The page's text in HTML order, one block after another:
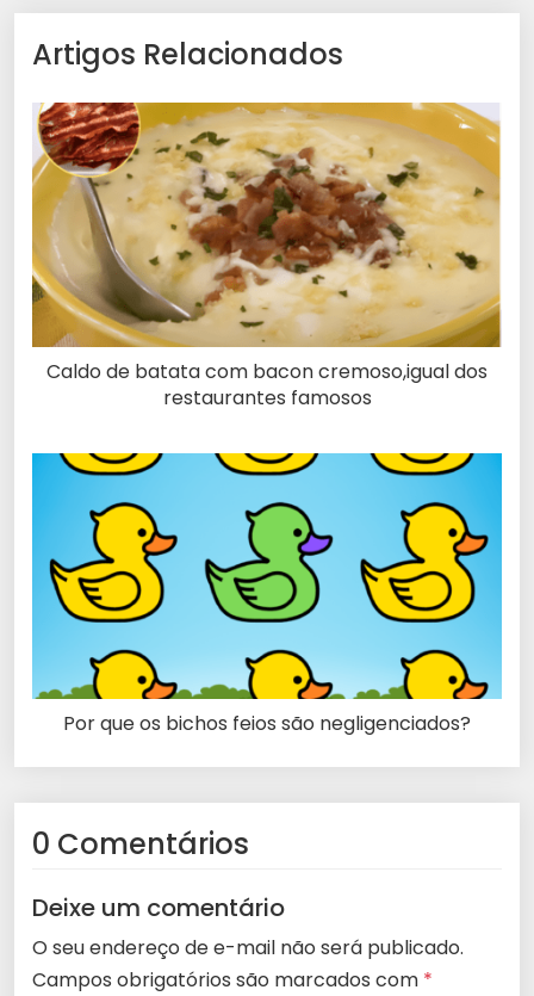
Artigos Relacionados
Caldo de batata com bacon cremoso,igual dos
restaurantes famosos
Por que os bichos feios são negligenciados?
0 Comentários
Deixe um comentário
O seu endereço de e-mail não será publicado.
Campos obrigatórios são marcados com *